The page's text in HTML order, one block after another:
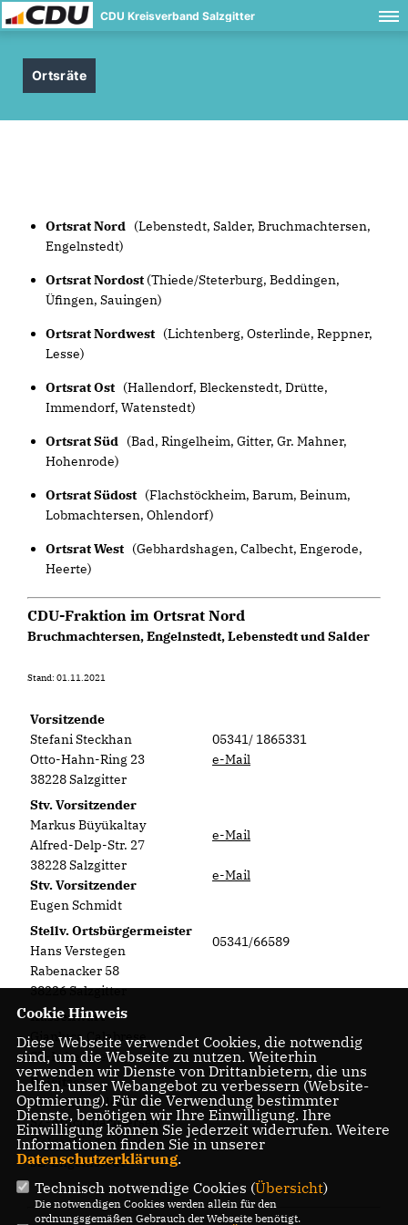
CDU Kreisverband Salzgitter
Ortsräte
Ortsrat Nord (Lebenstedt, Salder, Bruchmachtersen,
Engelnstedt)
Ortsrat Nordost (Thiede/Steterburg, Beddingen,
Üfingen, Sauingen)
Ortsrat Nordwest (Lichtenberg, Osterlinde, Reppner,
Lesse)
Ortsrat Ost (Hallendorf, Bleckenstedt, Drütte,
Immendorf, Watenstedt)
Ortsrat Süd (Bad, Ringelheim, Gitter, Gr. Mahner,
Hohenrode)
Ortsrat Südost (Flachstöckheim, Barum, Beinum,
Lobmachtersen, Ohlendorf)
Ortsrat West (Gebhardshagen, Calbecht, Engerode,
Heerte)
CDU-Fraktion im Ortsrat Nord
Bruchmachtersen, Engelnstedt, Lebenstedt und Salder
Stand: 01.11.2021
Vorsitzende
Stefani Steckhan
Otto-Hahn-Ring 23
38228 Salzgitter
05341/ 1865331
e-Mail
Stv. Vorsitzender
Markus Büyükaltay
Alfred-Delp-Str. 27
38228 Salzgitter
Stv. Vorsitzender
Eugen Schmidt
e-Mail
e-Mail
Stellv. Ortsbürgermeister
Hans Verstegen
Rabenacker 58
38226 Salzgitter
05341/66589
Kassenwart
Gianluca Calabrese
SZ-Lebenstedt
Beisitzer
Alfred Herudek
SZ-Bruchmachtersen
Holger Lindenberg
SZ-Engelnstedt
Cookie Hinweis
Diese Webseite verwendet Cookies, die notwendig
sind, um die Webseite zu nutzen. Weiterhin
verwenden wir Dienste von Drittanbietern, die uns
helfen, unser Webangebot zu verbessern (Website-
Optmierung). Für die Verwendung bestimmter
Dienste, benötigen wir Ihre Einwilligung. Ihre
Einwilligung können Sie jederzeit widerrufen. Weitere
Informationen finden Sie in unserer
Datenschutzerklärung.
Technisch notwendige Cookies (Übersicht)
Die notwendigen Cookies werden allein für den
ordnungsgemäßen Gebrauch der Webseite benötigt.